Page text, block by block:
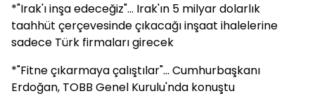
*"Irak'ı inşa edeceğiz"... Irak'ın 5 milyar dolarlık
taahhüt çerçevesinde çıkacağı inşaat ihalelerine
sadece Türk firmaları girecek
*"Fitne çıkarmaya çalıştılar"... Cumhurbaşkanı
Erdoğan, TOBB Genel Kurulu'nda konuştu